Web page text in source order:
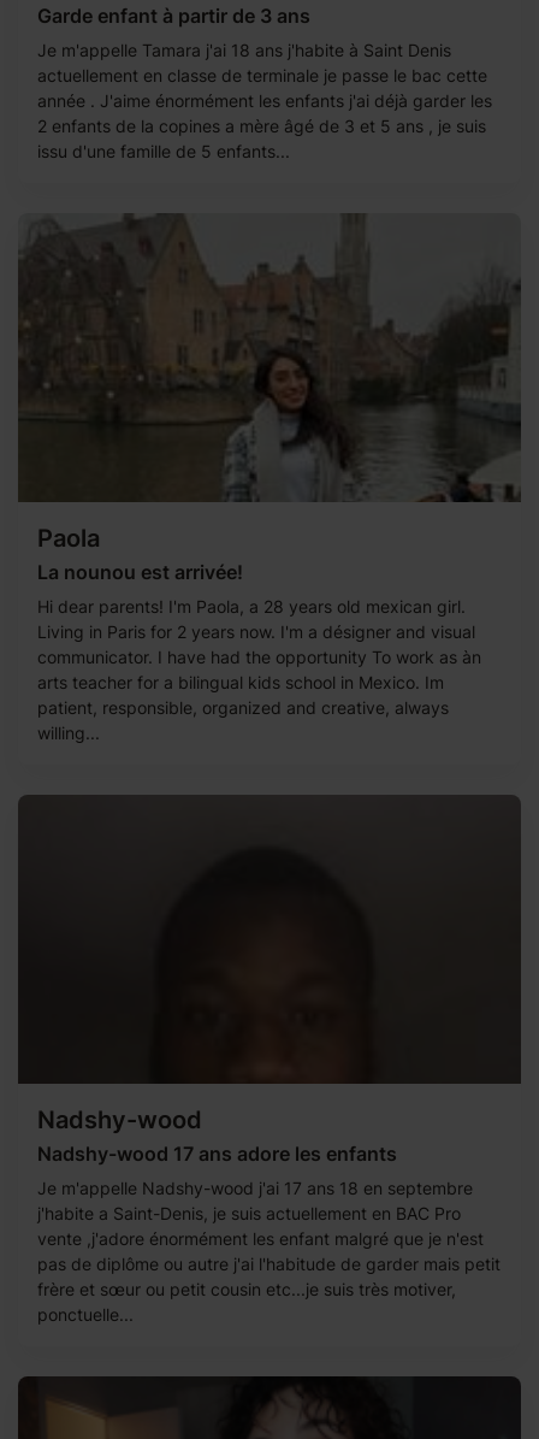
Garde enfant à partir de 3 ans
Je m'appelle Tamara j'ai 18 ans j'habite à Saint Denis
actuellement en classe de terminale je passe le bac cette
année . J'aime énormément les enfants j'ai déjà garder les
2 enfants de la copines a mère âgé de 3 et 5 ans , je suis
issu d'une famille de 5 enfants...
Paola
La nounou est arrivée!
Hi dear parents! I'm Paola, a 28 years old mexican girl.
Living in Paris for 2 years now. I'm a désigner and visual
communicator. I have had the opportunity To work as àn
arts teacher for a bilingual kids school in Mexico. Im
patient, responsible, organized and creative, always
willing...
Nadshy-wood
Nadshy-wood 17 ans adore les enfants
Je m'appelle Nadshy-wood j'ai 17 ans 18 en septembre
j'habite a Saint-Denis, je suis actuellement en BAC Pro
vente ,j'adore énormément les enfant malgré que je n'est
pas de diplôme ou autre j'ai l'habitude de garder mais petit
frère et sœur ou petit cousin etc...je suis très motiver,
ponctuelle...